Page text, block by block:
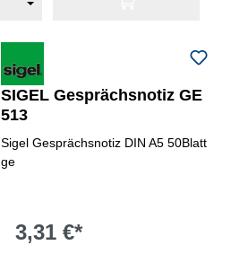
SIGEL Gesprächsnotiz GE
513
Sigel Gesprächsnotiz DIN A5 50Blatt
ge
3,31 €*